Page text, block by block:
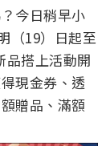
今日稍早小
（19）日起至
品搭上活動開
現金券、透
贈品、滿額